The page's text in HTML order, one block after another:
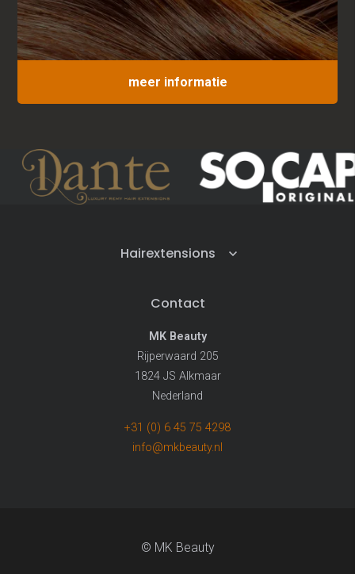
meer informatie
Hairextensions
Contact
MK Beauty
Rijperwaard 205
1824 JS Alkmaar
Nederland
+31 (0) 6 45 75 4298
info@mkbeauty.nl
© MK Beauty